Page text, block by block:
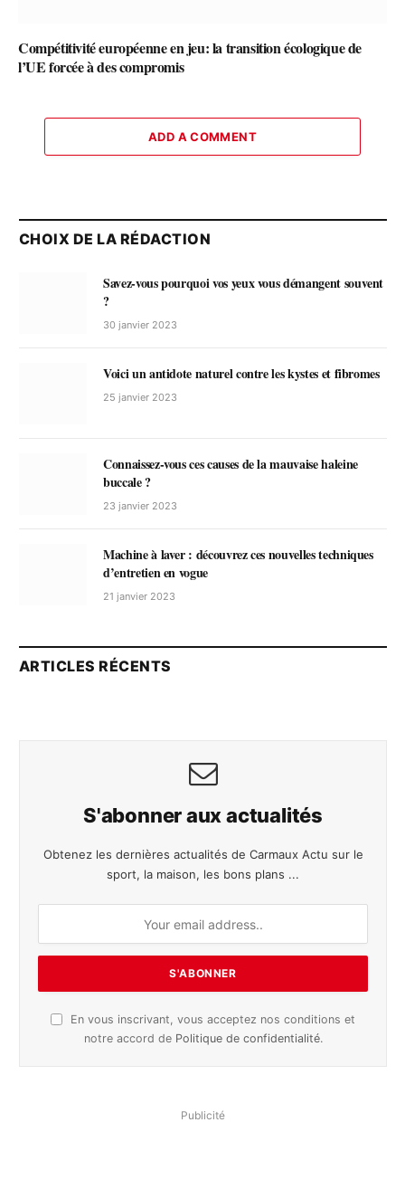
Compétitivité européenne en jeu: la transition écologique de
l’UE forcée à des compromis
ADD A COMMENT
CHOIX DE LA RÉDACTION
Savez-vous pourquoi vos yeux vous démangent souvent
?
30 janvier 2023
Voici un antidote naturel contre les kystes et fibromes
25 janvier 2023
Connaissez-vous ces causes de la mauvaise haleine
buccale ?
23 janvier 2023
Machine à laver : découvrez ces nouvelles techniques
d’entretien en vogue
21 janvier 2023
ARTICLES RÉCENTS
S'abonner aux actualités
Obtenez les dernières actualités de Carmaux Actu sur le
sport, la maison, les bons plans ...
En vous inscrivant, vous acceptez nos conditions et
notre accord de Politique de confidentialité.
Publicité